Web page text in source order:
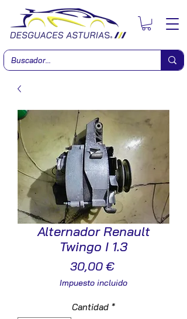
Alternador Renault
Twingo I 1.3
30,00 €Precio
Impuesto incluido
Cantidad *